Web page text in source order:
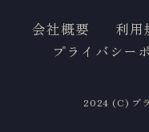
会社概要 利用
プライバシー
2024 (C) ブ